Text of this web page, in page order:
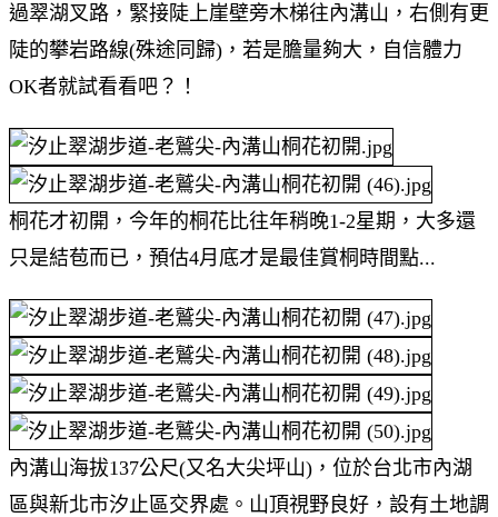
過翠湖叉路，緊接陡上崖壁旁木梯往內溝山，右側有更
陡的攀岩路線(殊途同歸)，若是膽量夠大，自信體力
OK者就試看看吧？！
桐花才初開，今年的桐花比往年稍晚1-2星期，大多還
只是結苞而已，預估4月底才是最佳賞桐時間點...
內溝山海拔137公尺(又名大尖坪山)，位於台北市內湖
區與新北市汐止區交界處。山頂視野良好，設有土地調